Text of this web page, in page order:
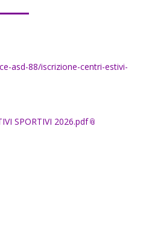
asd-88/iscrizione-centri-estivi-
SPORTIVI 2026.pdf